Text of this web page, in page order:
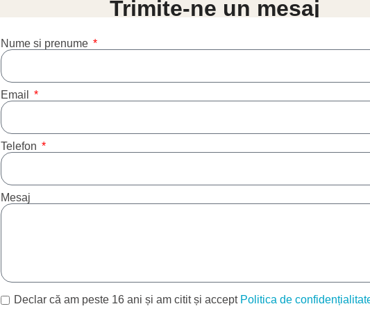
Trimite-ne un mesaj
Nume si prenume
Email
Telefon
Mesaj
Declar că am peste 16 ani și am citit și accept Politica de